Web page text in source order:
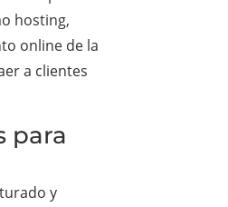
hosting,
online de la
a clientes
para
y